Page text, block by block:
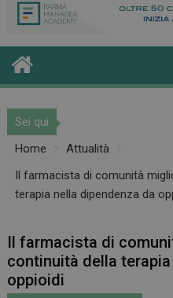
Sei qui
Home
Attualità
Il farmacista di comunità
terapia nella dipendenza da
Il farmacista di
continuità della
oppioidi